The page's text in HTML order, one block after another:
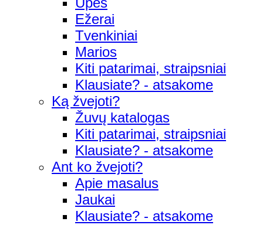
Ežerai
Tvenkiniai
Marios
Kiti patarimai, straipsniai
Klausiate? - atsakome
Ką žvejoti?
Žuvų katalogas
Kiti patarimai, straipsniai
Klausiate? - atsakome
Ant ko žvejoti?
Apie masalus
Jaukai
Klausiate? - atsakome